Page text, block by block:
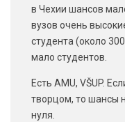
в Чехии шансов
вузов очень
студента (около
мало студентов.
Есть AMU, VŠUP.
творцом, то шансы
нуля.